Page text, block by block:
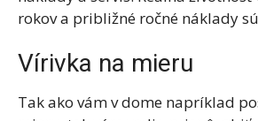
rokov a približné ročné náklady
Vírivka na mieru
Tak ako vám v dome napríklad